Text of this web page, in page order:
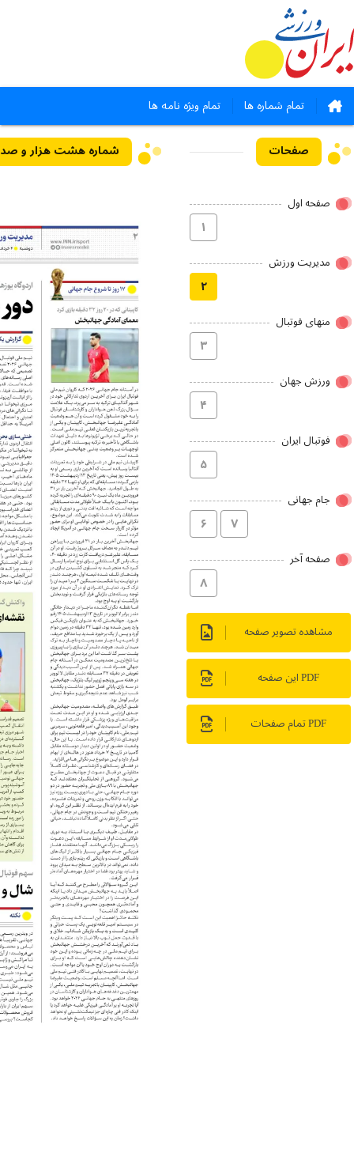
تمام شماره ها تمام ویژه نامه ها
صفحات
صفحه اول
۱
مدیریت ورزش
۲
منهای فوتبال
۳
ورزش جهان
۴
فوتبال ایران
۵
جام جهانی
۶ ۷
صفحه آخر
۸
مشاهده تصویر صفحه
PDF این صفحه
PDF تمام صفحات